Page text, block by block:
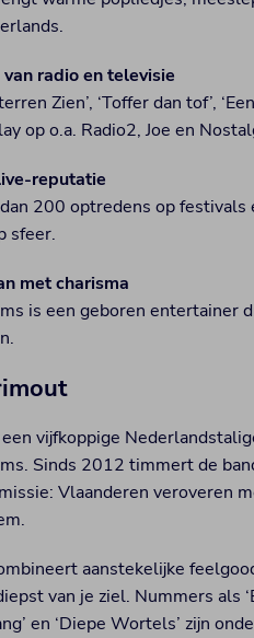
radio en televisie
Zien’, ‘Toffer dan tof’,
op o.a. Radio2, Joe en
reputatie
200 optredens op
sfeer.
met charisma
is een geboren entertainer
vijfkoppige
Sinds 2012 timmert de
Vlaanderen veroveren
aanstekelijke
van je ziel. Nummers als
en ‘Diepe Wortels’ zijn